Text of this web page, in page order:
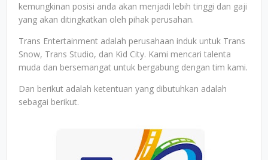
kemungkinan posisi anda akan menjadi lebih tinggi dan gaji
yang akan ditingkatkan oleh pihak perusahan.
Trans Entertainment adalah perusahaan induk untuk Trans
Snow, Trans Studio, dan Kid City. Kami mencari talenta
muda dan bersemangat untuk bergabung dengan tim kami.
Dan berikut adalah ketentuan yang dibutuhkan adalah
sebagai berikut.